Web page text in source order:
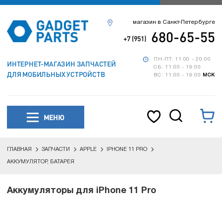
ИНТЕРНЕТ-МАГАЗИН ЗАПЧАСТЕЙ
ДЛЯ МОБИЛЬНЫХ УСТРОЙСТВ
ПН-ПТ: 11:00 - 20:00
СБ: 11:00 - 19:00
ВС: 11:00 - 19:00
МСК
магазин в Санкт-Петербурге
+7 (951) 680-65-55
МЕНЮ
ГЛАВНАЯ ЗАПЧАСТИ APPLE IPHONE 11 PRO
АККУМУЛЯТОР, БАТАРЕЯ
Аккумуляторы для iPhone 11 Pro